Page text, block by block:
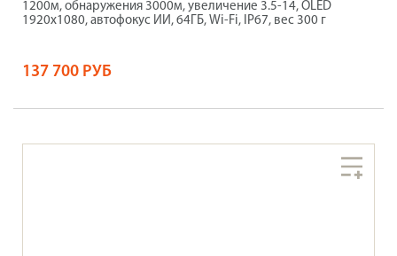
1200м, обнаружения 3000м, увеличение 3.5-14, OLED
1920х1080, автофокус ИИ, 64ГБ, Wi-Fi, IP67, вес 300 г
137 700 РУБ